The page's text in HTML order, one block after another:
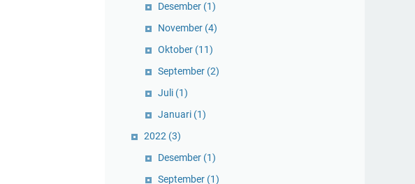
Desember (1)
November (4)
Oktober (11)
September (2)
Juli (1)
Januari (1)
2022 (3)
Desember (1)
September (1)